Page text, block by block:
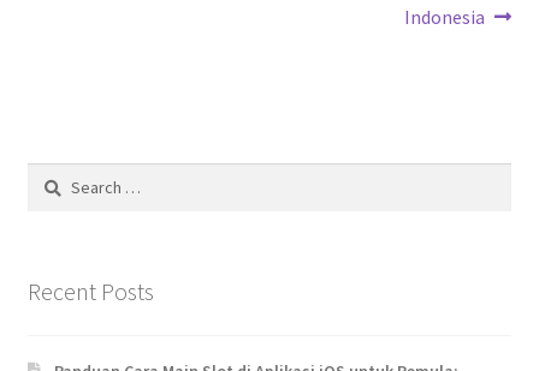
Indonesia
Search
Recent Posts